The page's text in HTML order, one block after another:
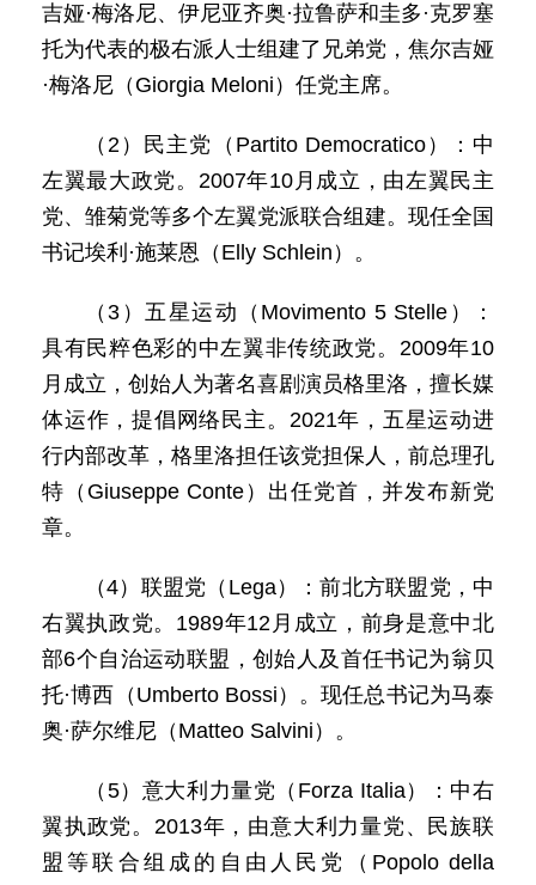
吉娅·梅洛尼、伊尼亚齐奥·拉鲁萨和圭多·克罗塞
托为代表的极右派人士组建了兄弟党，焦尔吉娅
·梅洛尼（Giorgia Meloni）任党主席。
（2）民主党（Partito Democratico）：中
左翼最大政党。2007年10月成立，由左翼民主
党、雏菊党等多个左翼党派联合组建。现任全国
书记埃利·施莱恩（Elly Schlein）。
（3）五星运动（Movimento 5 Stelle）：
具有民粹色彩的中左翼非传统政党。2009年10
月成立，创始人为著名喜剧演员格里洛，擅长媒
体运作，提倡网络民主。2021年，五星运动进
行内部改革，格里洛担任该党担保人，前总理孔
特（Giuseppe Conte）出任党首，并发布新党
章。
（4）联盟党（Lega）：前北方联盟党，中
右翼执政党。1989年12月成立，前身是意中北
部6个自治运动联盟，创始人及首任书记为翁贝
托·博西（Umberto Bossi）。现任总书记为马泰
奥·萨尔维尼（Matteo Salvini）。
（5）意大利力量党（Forza Italia）：中右
翼执政党。2013年，由意大利力量党、民族联
盟等联合组成的自由人民党（Popolo della